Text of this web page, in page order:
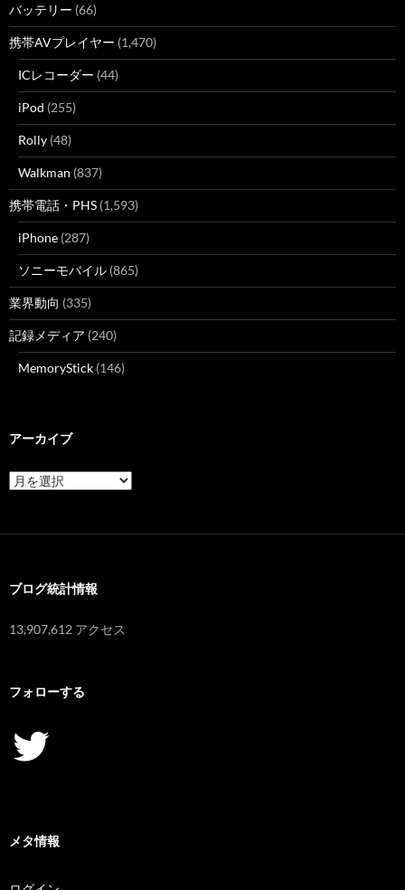
バッテリー (66)
携帯AVプレイヤー (1,470)
ICレコーダー (44)
iPod (255)
Rolly (48)
Walkman (837)
携帯電話・PHS (1,593)
iPhone (287)
ソニーモバイル (865)
業界動向 (335)
記録メディア (240)
MemoryStick (146)
アーカイブ
ア
ー
ブログ統計情報
13,907,612 アクセス
フォローする
Twitter
メタ情報